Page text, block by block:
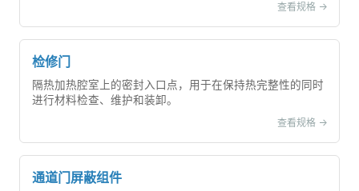
查看规格 ->
检修门
隔热加热腔室上的密封入口点，用于在保持热完整性的同时
进行材料检查、维护和装卸。
查看规格 ->
通道门屏蔽组件